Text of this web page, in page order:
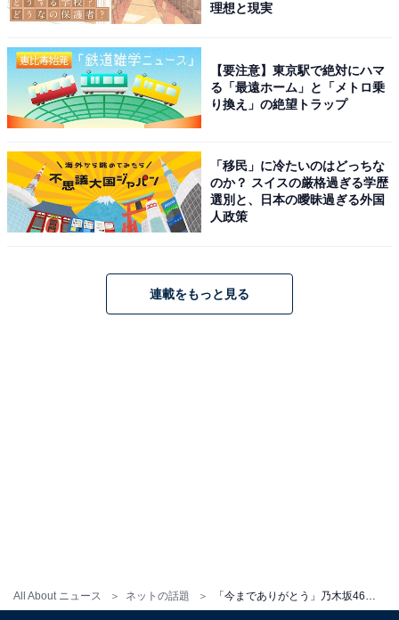
All About ニュース ネットの話題
理想と現実
【要注意】東京駅で絶対にハマ
る「最遠ホーム」と「メトロ乗
り換え」の絶望トラップ
「移民」に冷たいのはどっちな
のか？ スイスの厳格過ぎる学歴
選別と、日本の曖昧過ぎる外国
人政策
連載をもっと見る